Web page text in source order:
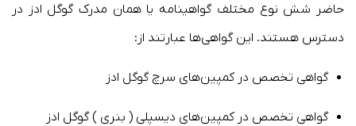
حاضر شش نوع مختلف گواهینامه یا همان مدرک گوگل ادز در
دسترس هستند. این گواهی‌ها عبارتند از:
گواهی تخصص در کمپین‌های سرچ گوگل ادز
گواهی تخصص در کمپین‌های دیسپلی ( بنری ) گوگل ادز